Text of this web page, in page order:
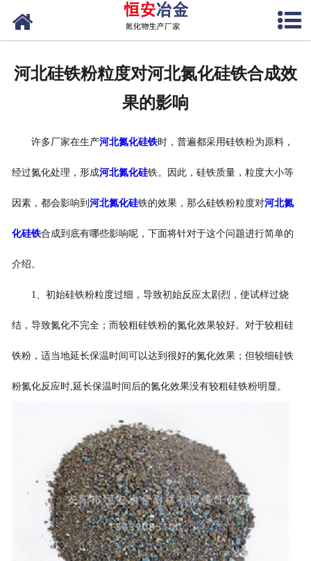
河北硅铁粉粒度对河北氮化硅铁合成效
果的影响
许多厂家在生产河北氮化硅铁时，普遍都采用硅铁粉为原料，
经过氮化处理，形成河北氮化硅铁。因此，硅铁质量，粒度大小等
因素，都会影响到 河北氮化硅铁的效果，那么硅铁粉粒度对河北氮
化硅铁合成到底有哪些影响呢，下面将针对于这个问题进行简单的
介绍。
1、初始硅铁粉粒度过细，导致初始反应太剧烈，使试样过烧
结，导致氮化不完全；而较粗硅铁粉的氮化效果较好。对于较粗硅
铁粉，适当地延长保温时间可以达到很好的氮化效果；但较细硅铁
粉氮化反应时,延长保温时间后的氮化效果没有较粗硅铁粉明显。